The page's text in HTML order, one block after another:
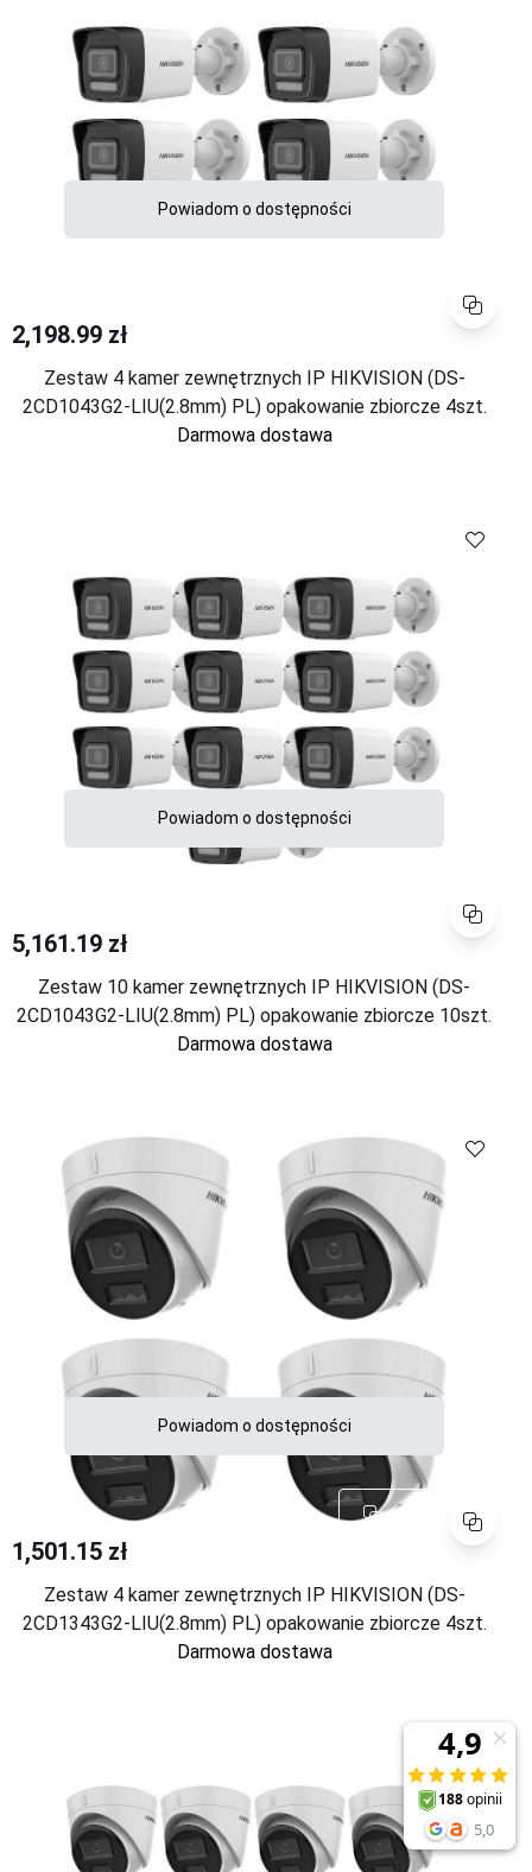
Porównaj
Powiadom o dostępności
2,198.99 zł
Zestaw 4 kamer zewnętrznych IP HIKVISION (DS-
2CD1043G2-LIU(2.8mm) PL) opakowanie zbiorcze 4szt.
Darmowa dostawa
Porównaj
Powiadom o dostępności
5,161.19 zł
Zestaw 10 kamer zewnętrznych IP HIKVISION (DS-
2CD1043G2-LIU(2.8mm) PL) opakowanie zbiorcze 10szt.
Darmowa dostawa
Porównaj
Powiadom o dostępności
1,501.15 zł
Zestaw 4 kamer zewnętrznych IP HIKVISION (DS-
2CD1343G2-LIU(2.8mm) PL) opakowanie zbiorcze 4szt.
Darmowa dostawa
Porównaj